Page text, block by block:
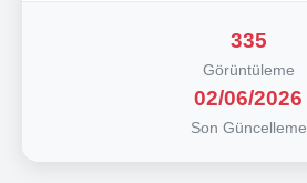
335
Görüntüleme
02/06/2026
Son Güncelleme